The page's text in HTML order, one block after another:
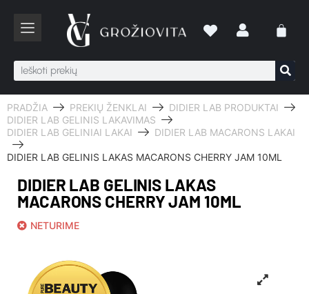
PRADŽIA PREKIŲ ŽENKLAI
DIDIER LAB PRODUKTAI
DIDIER LAB GELINIS LAKAVIMAS
DIDIER LAB GELINIAI LAKAI
DIDIER LAB MACARONS LAKAI
DIDIER LAB GELINIS LAKAS MACARONS CHERRY JAM 10ML
DIDIER LAB GELINIS LAKAS
MACARONS CHERRY JAM 10ML
NETURIME